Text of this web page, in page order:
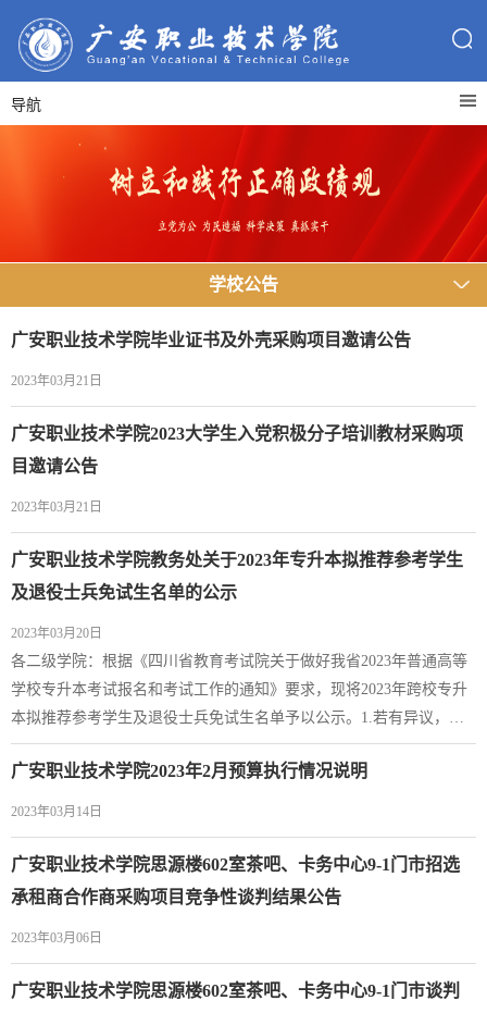
导航
学校公告
广安职业技术学院毕业证书及外壳采购项目邀请公告
2023年03月21日
广安职业技术学院2023大学生入党积极分子培训教材采购项
目邀请公告
2023年03月21日
广安职业技术学院教务处关于2023年专升本拟推荐参考学生
及退役士兵免试生名单的公示
2023年03月20日
各二级学院：根据《四川省教育考试院关于做好我省2023年普通高等
学校专升本考试报名和考试工作的通知》要求，现将2023年跨校专升
本拟推荐参考学生及退役士兵免试生名单予以公示。1.若有异议，请
在公示期内通过班导师或本人到教务处（春晖楼209）反映核实；2.本
次公示时间：2023年3月20日--2023年3月24日。附件：2023年专升本
拟推荐参考学生及退役士兵免试生名单广安职业技术学院 2023年
广安职业技术学院2023年2月预算执行情况说明
2023年03月14日
广安职业技术学院思源楼602室茶吧、卡务中心9-1门市招选
承租商合作商采购项目竞争性谈判结果公告
2023年03月06日
广安职业技术学院思源楼602室茶吧、卡务中心9-1门市谈判